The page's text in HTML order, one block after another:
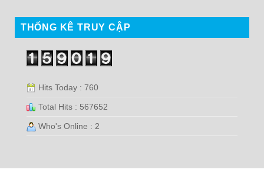
THỐNG KÊ TRUY CẬP
Hits Today : 760
Total Hits : 567652
Who's Online : 2